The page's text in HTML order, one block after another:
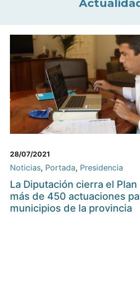
28/07/2021
Noticias, Portada, Presidencia
La Diputación cierra el
más de 450 actuaciones
municipios de la provincia